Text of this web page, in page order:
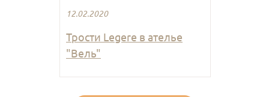
12.02.2020
Трости Legere в ателье
"Вель"